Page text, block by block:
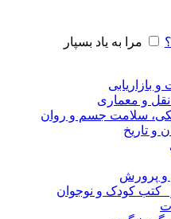
مرا به یاد بسپار
بازاریابی
و معماری
سلامت جسم و روان
و تاریخ
و پرورش
کودک و نوجوان